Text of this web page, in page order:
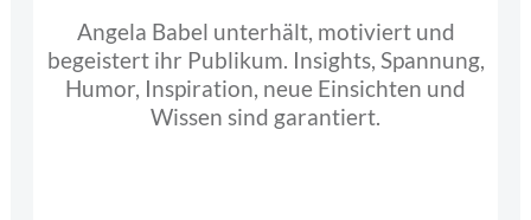
Angela Babel unterhält, motiviert und
begeistert ihr Publikum. Insights, Spannung,
Humor, Inspiration, neue Einsichten und
Wissen sind garantiert.